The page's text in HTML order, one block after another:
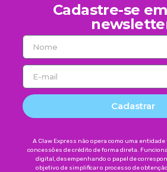
Cadastre-se
Cadastrar
A Claw Express não opera como uma
concessões de crédito de forma direta.
digital, desempenhando o papel de
objetivo de simplificar o processo de